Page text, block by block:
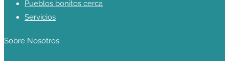
Pueblos bonitos cerca
Servicios
Sobre Nosotros